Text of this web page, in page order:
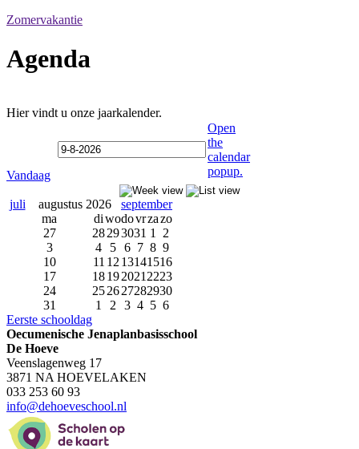
Zomervakantie
Agenda
Hier vindt u onze jaarkalender.
Vandaag
Open
the
calendar
popup.
juli augustus 2026
september
ma
diwodovrzazo
27
28293031 1
2
3
4 5 6 7 8 9
10
11 12 13141516
17
18192021 2223
24
252627282930
31
Eerste schooldag
1 2 3 4 5 6
Oecumenische Jenaplanbasisschool
De Hoeve
Veenslagenweg 17
3871 NA HOEVELAKEN
033 253 60 93
info@dehoeveschool.nl